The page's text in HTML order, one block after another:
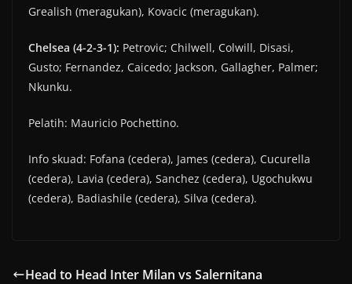
Grealish (meragukan), Kovacic (meragukan).
Chelsea (4-2-3-1): Petrovic; Chilwell, Colwill, Disasi,
Gusto; Fernandez, Caicedo; Jackson, Gallagher, Palmer;
Nkunku.
Pelatih: Mauricio Pochettino.
Info skuad: Fofana (cedera), James (cedera), Cucurella
(cedera), Lavia (cedera), Sanchez (cedera), Ugochukwu
(cedera), Badiashile (cedera), Silva (cedera).
Head to Head Inter Milan vs Salernitana